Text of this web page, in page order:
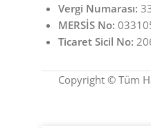
Vergi Numarası:
MERSİS No:
Ticaret Sicil No:
Copyright © Tüm